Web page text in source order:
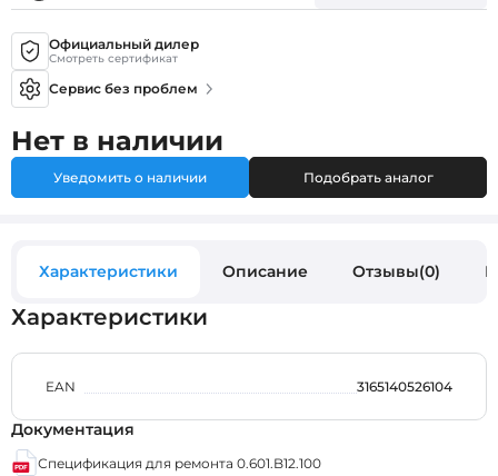
Официальный дилер
Смотреть сертификат
Сервис без проблем
Нет в наличии
Уведомить о наличии Подобрать аналог
Характеристики Описание Отзывы(0)
Характеристики
EAN 3165140526104
Документация
Спецификация для ремонта 0.601.B12.100